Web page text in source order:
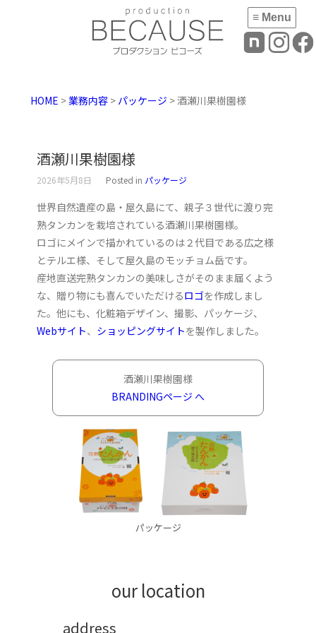
≡ Menu
HOME >業務内容 > パッケージ > 酒瀬川果樹園様
酒瀬川果樹園様
2026年5月8日 Posted in パッケージ
世界自然遺産の島・屋久島にて、親子３世代に渡り完
熟タンカンを栽培されている酒瀬川果樹園様。
ロゴにメインで描かれているのは２代目である広之様
とテルエ様、そして屋久島のモッチョム岳です。
産地直送完熟タンカンの美味しさがそのまま届くよう
な、贈り物にも喜んでいただけるロゴを作成しまし
た。他にも、化粧箱デザイン、撮影、パッケージ、
Webサイト、 ショッピングサイトを製作しました。
酒瀬川果樹園様
BRANDINGページ へ
パッケージ
our location
address